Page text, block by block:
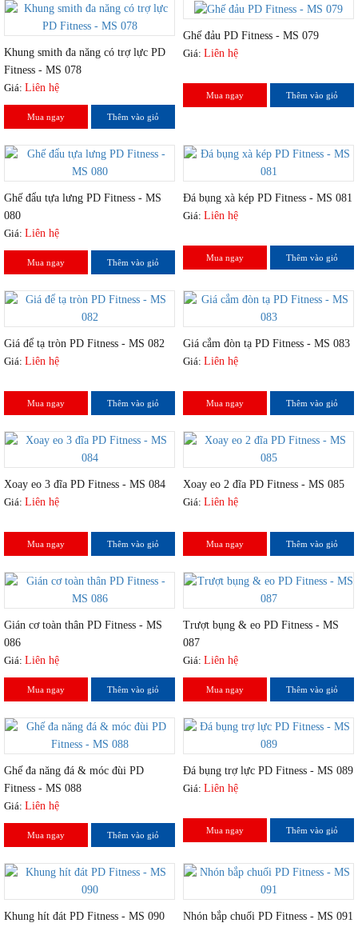
Khung smith đa năng có trợ lực PD
Fitness - MS 078
Giá: Liên hệ
Mua ngay Thêm vào giỏ
Ghế đảu PD Fitness - MS 079
Giá: Liên hệ
Mua ngay Thêm vào giỏ
Ghế đẩu tựa lưng PD Fitness - MS
080
Giá: Liên hệ
Mua ngay Thêm vào giỏ
Đá bụng xà kép PD Fitness - MS 081
Giá: Liên hệ
Mua ngay Thêm vào giỏ
Giá để tạ tròn PD Fitness - MS 082
Giá: Liên hệ
Mua ngay Thêm vào giỏ
Giá cắm đòn tạ PD Fitness - MS 083
Giá: Liên hệ
Mua ngay Thêm vào giỏ
Xoay eo 3 đĩa PD Fitness - MS 084
Giá: Liên hệ
Mua ngay Thêm vào giỏ
Xoay eo 2 đĩa PD Fitness - MS 085
Giá: Liên hệ
Mua ngay Thêm vào giỏ
Gián cơ toàn thân PD Fitness - MS
086
Giá: Liên hệ
Mua ngay Thêm vào giỏ
Trượt bụng & eo PD Fitness - MS
087
Giá: Liên hệ
Mua ngay Thêm vào giỏ
Ghế đa năng đá & móc đùi PD
Fitness - MS 088
Giá: Liên hệ
Mua ngay Thêm vào giỏ
Đá bụng trợ lực PD Fitness - MS 089
Giá: Liên hệ
Mua ngay Thêm vào giỏ
Khung hít đát PD Fitness - MS 090
Nhón bắp chuối PD Fitness - MS 091